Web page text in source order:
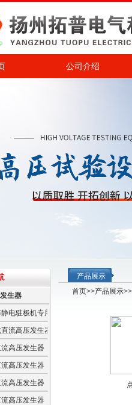
公司介绍
生器
电驻极机专用高压电源
流高压发生器
高压发生器
高压发生器
高压发生器
高压发生器
产品展示
首页>>产品展示>>